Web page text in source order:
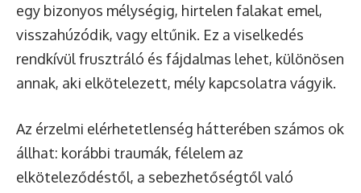
egy bizonyos mélységig, hirtelen falakat emel,
visszahúzódik, vagy eltűnik. Ez a viselkedés
rendkívül frusztráló és fájdalmas lehet, különösen
annak, aki elkötelezett, mély kapcsolatra vágyik.
Az érzelmi elérhetetlenség hátterében számos ok
állhat: korábbi traumák, félelem az
elköteleződéstől, a sebezhetőségtől való